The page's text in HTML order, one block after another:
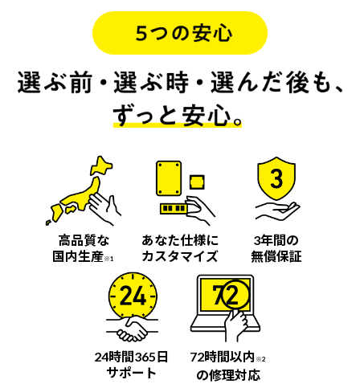
高品質な
国内生産※1
あなた仕様に
カスタマイズ
3年間の
無償保証
24時間365日
サポート
72時間以内 ※2
の修理対応